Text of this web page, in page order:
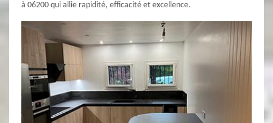
à 06200 qui allie rapidité, efficacité et excellence.